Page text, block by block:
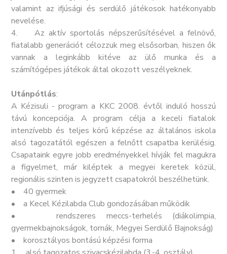
valamint az ifjúsági és serdülő játékosok hatékonyabb
nevelése.
4. Az aktív sportolás népszerűsítésével a felnövő,
fiatalabb generációt célozzuk meg elsősorban, hiszen ők
vannak a leginkább kitéve az ülő munka és a
számítógépes játékok által okozott veszélyeknek.
Utánpótlás:
A Kézisuli - program a KKC 2008. évtől induló hosszú
távú koncepciója. A program célja a keceli fiatalok
intenzívebb és teljes körű képzése az általános iskola
alsó tagozatától egészen a felnőtt csapatba kerülésig.
Csapataink egyre jobb eredményekkel hívják fel magukra
a figyelmet, már kiléptek a megyei keretek közül,
regionális szinten is jegyzett csapatokról beszélhetünk.
• 40 gyermek
• a Kecel Kézilabda Club gondozásában működik
• rendszeres meccs-terhelés (diákolimpia,
gyermekbajnokságok, tornák, Megyei Serdülő Bajnokság)
• korosztályos bontású képzési forma